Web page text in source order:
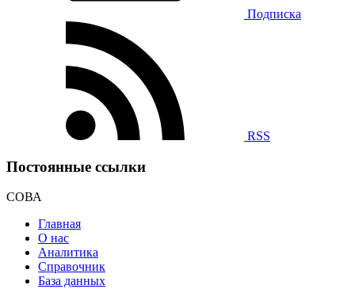
Подписка
RSS
Постоянные ссылки
СОВА
Главная
О нас
Аналитика
Справочник
База данных